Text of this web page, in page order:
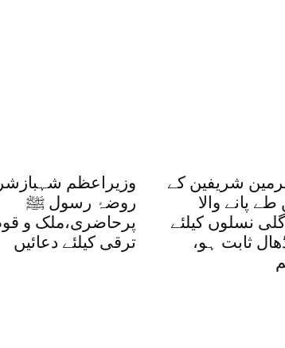
وزیراعظم
روضۂ رسول ﷺ
پرحاضری،ملک و
ترقی کیلئے دعائیں
شریفین کے
پانے والا
نسلوں کیلئے
ثابت ہو،